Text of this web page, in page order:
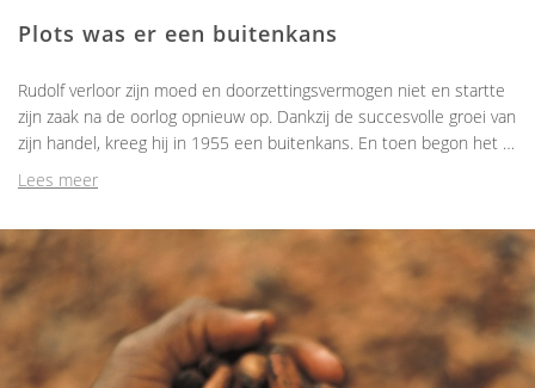
Plots was er een buitenkans
Rudolf verloor zijn moed en doorzettingsvermogen niet en startte
zijn zaak na de oorlog opnieuw op. Dankzij de succesvolle groei van
zijn handel, kreeg hij in 1955 een buitenkans. En toen begon het …
Lees meer